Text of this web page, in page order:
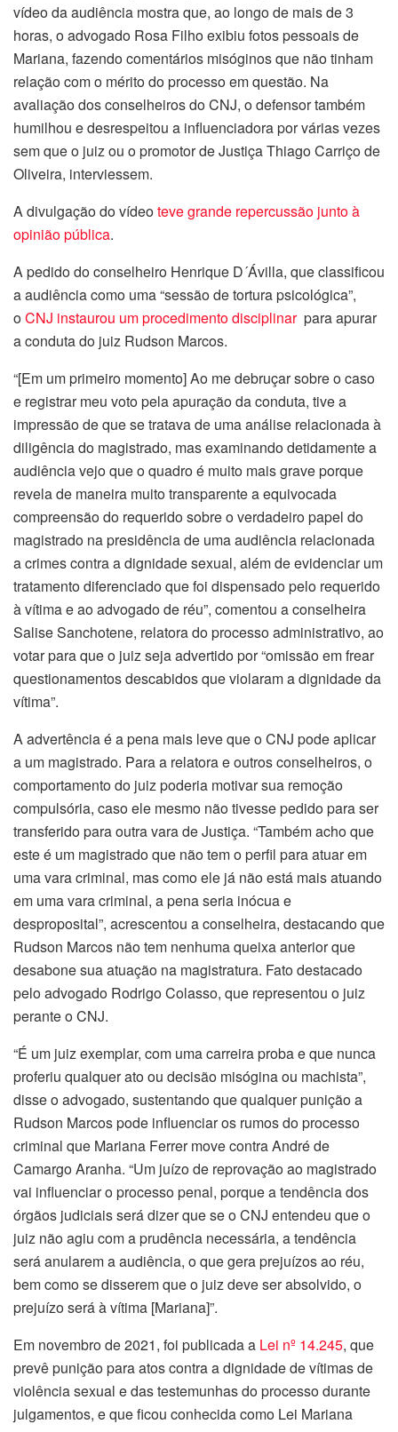
vídeo da audiência mostra que, ao longo de mais de 3
horas, o advogado Rosa Filho exibiu fotos pessoais de
Mariana, fazendo comentários misóginos que não tinham
relação com o mérito do processo em questão. Na
avaliação dos conselheiros do CNJ, o defensor também
humilhou e desrespeitou a influenciadora por várias vezes
sem que o juiz ou o promotor de Justiça Thiago Carriço de
Oliveira, interviessem.
A divulgação do vídeoteve grande repercussão junto à
opinião pública.
A pedido do conselheiro Henrique D´Ávilla, que classificou
a audiência como uma “sessão de tortura psicológica”,
oCNJ instaurou um procedimento disciplinarpara apurar
a conduta do juiz Rudson Marcos.
“[Em um primeiro momento] Ao me debruçar sobre o caso
e registrar meu voto pela apuração da conduta, tive a
impressão de que se tratava de uma análise relacionada à
diligência do magistrado, mas examinando detidamente a
audiência vejo que o quadro é muito mais grave porque
revela de maneira muito transparente a equivocada
compreensão do requerido sobre o verdadeiro papel do
magistrado na presidência de uma audiência relacionada
a crimes contra a dignidade sexual, além de evidenciar um
tratamento diferenciado que foi dispensado pelo requerido
à vítima e ao advogado de réu”, comentou a conselheira
Salise Sanchotene, relatora do processo administrativo, ao
votar para que o juiz seja advertido por “omissão em frear
questionamentos descabidos que violaram a dignidade da
vítima”.
A advertência é a pena mais leve que o CNJ pode aplicar
a um magistrado. Para a relatora e outros conselheiros, o
comportamento do juiz poderia motivar sua remoção
compulsória, caso ele mesmo não tivesse pedido para ser
transferido para outra vara de Justiça. “Também acho que
este é um magistrado que não tem o perfil para atuar em
uma vara criminal, mas como ele já não está mais atuando
em uma vara criminal, a pena seria inócua e
desproposital”, acrescentou a conselheira, destacando que
Rudson Marcos não tem nenhuma queixa anterior que
desabone sua atuação na magistratura. Fato destacado
pelo advogado Rodrigo Colasso, que representou o juiz
perante o CNJ.
“É um juiz exemplar, com uma carreira proba e que nunca
proferiu qualquer ato ou decisão misógina ou machista”,
disse o advogado, sustentando que qualquer punição a
Rudson Marcos pode influenciar os rumos do processo
criminal que Mariana Ferrer move contra André de
Camargo Aranha. “Um juízo de reprovação ao magistrado
vai influenciar o processo penal, porque a tendência dos
órgãos judiciais será dizer que se o CNJ entendeu que o
juiz não agiu com a prudência necessária, a tendência
será anularem a audiência, o que gera prejuízos ao réu,
bem como se disserem que o juiz deve ser absolvido, o
prejuízo será à vítima [Mariana]”.
Em novembro de 2021, foi publicada a Lei nº 14.245, que
prevê punição para atos contra a dignidade de vítimas de
violência sexual e das testemunhas do processo durante
julgamentos, e que ficou conhecida como Lei Mariana